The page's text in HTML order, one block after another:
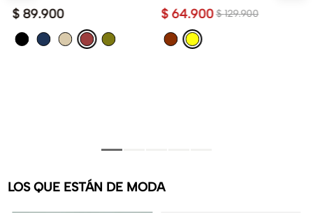
$ 89.900
$ 129.900
$ 64.900
LOS QUE ESTÁN DE MODA